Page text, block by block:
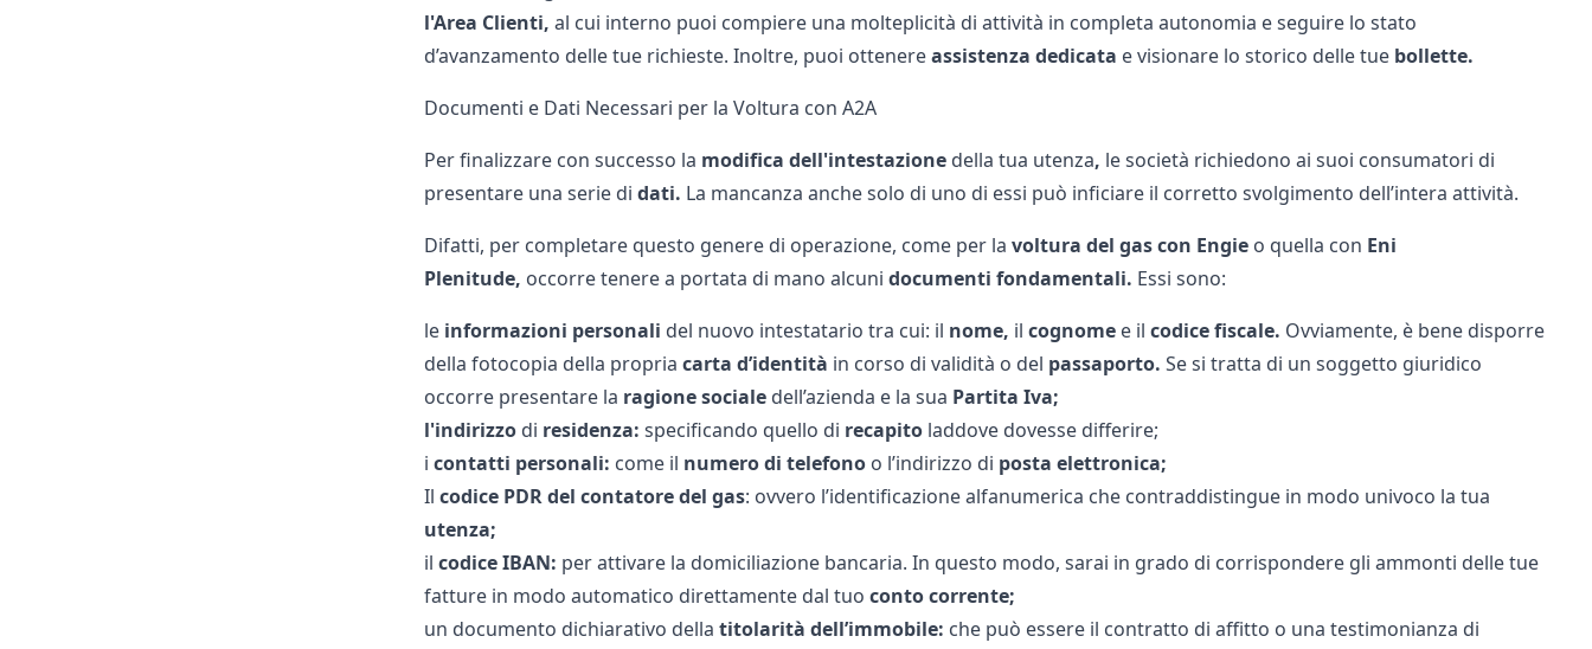
l'Area Clienti, al cui interno puoi compiere una molteplicità di attività in completa autonomia e seguire lo stato
d’avanzamento delle tue richieste. Inoltre, puoi ottenereassistenza dedicata e visionare lo storico delle tue bollette.
Documenti e Dati Necessari per la Voltura con A2A
Per finalizzare con successo la modifica dell'intestazionedella tua utenza, le società richiedono ai suoi consumatori di
presentare una serie di dati. La mancanza anche solo di uno di essi può inficiare il corretto svolgimento dell’intera attività.
Difatti, per completare questo genere di operazione, come per la voltura del gas con Engieo quella con Eni
Plenitude, occorre tenere a portata di mano alcuni documenti fondamentali. Essi sono:
le informazioni personali del nuovo intestatario tra cui: il nome, il cognomee il codice fiscale. Ovviamente, è bene disporre
della fotocopia della propria carta d’identità in corso di validità o del passaporto. Se si tratta di un soggetto giuridico
occorre presentare la ragione socialedell’azienda e la sua Partita Iva;
l'indirizzodi residenza: specificando quello di recapitoladdove dovesse differire;
i contatti personali: come il numero di telefonoo l’indirizzo di posta elettronica;
Il codice PDR del contatore del gas: ovvero l’identificazione alfanumerica che contraddistingue in modo univoco la tua
utenza;
il codice IBAN: per attivare la domiciliazione bancaria. In questo modo, sarai in grado di corrispondere gli ammonti delle tue
fatture in modo automatico direttamente dal tuo conto corrente;
un documento dichiarativo della titolarità dell’immobile: che può essere il contratto di affitto o una testimonianza di